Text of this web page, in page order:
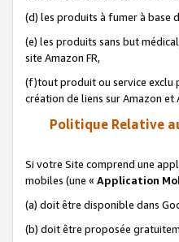
(d) les produits à fumer à base
(e) les produits sans but
site Amazon FR,
(f)tout produit ou service exclu
création de liens sur Amazon et
Politique Relative
Si votre Site comprend une
mobiles (une « Application
(a) doit être disponible dans
(b) doit être proposée